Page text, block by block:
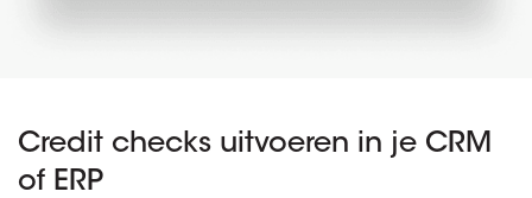
Credit checks uitvoeren in je CRM
of ERP